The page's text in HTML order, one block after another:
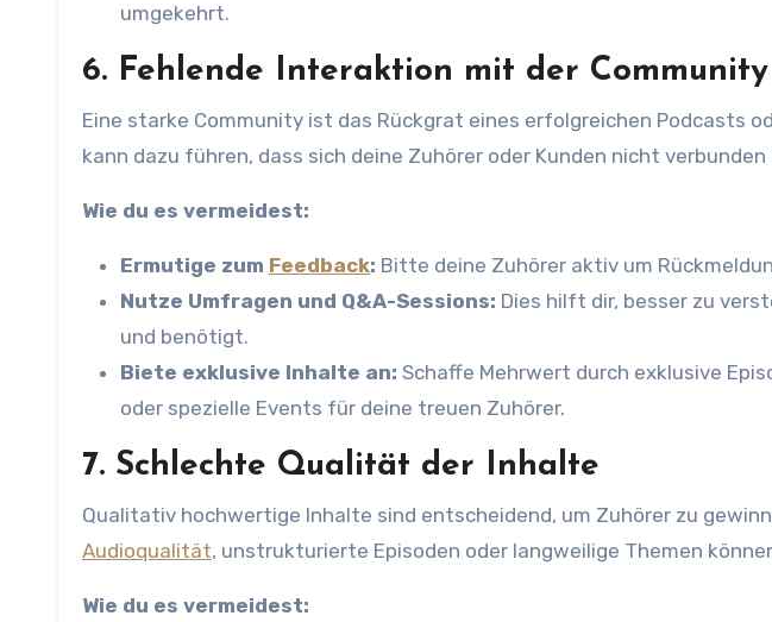
umgekehrt.
6. Fehlende Interaktion mit der Community
Eine starke Community ist das Rückgrat eines erfolgreichen Podcasts
kann dazu führen, dass sich deine Zuhörer oder Kunden nicht
Wie du es vermeidest:
Ermutige zum Feedback: Bitte deine Zuhörer aktiv um
Nutze Umfragen und Q&A-Sessions: Dies hilft dir, besser zu
und benötigt.
Biete exklusive Inhalte an: Schaffe Mehrwert durch exklusive
oder spezielle Events für deine treuen Zuhörer.
7. Schlechte Qualität der Inhalte
Qualitativ hochwertige Inhalte sind entscheidend, um Zuhörer zu
Audioqualität, unstrukturierte Episoden oder langweilige Themen
Wie du es vermeidest: